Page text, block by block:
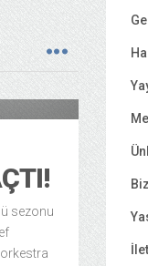
sezonu